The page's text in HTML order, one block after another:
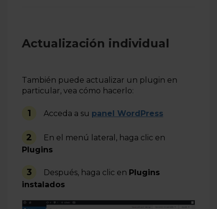
Actualización individual
También puede actualizar un plugin en
particular, vea cómo hacerlo:
1 Acceda a su panel WordPress
2
En el menú lateral, haga clic en
Plugins
3 Después, haga clic en Plugins
instalados